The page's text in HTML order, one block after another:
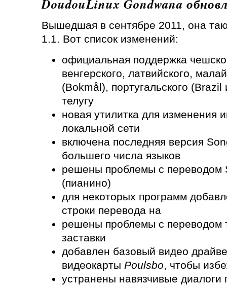
DoudouLinux Gondwana
Вышедшая в сентябре 2011, она
1.1. Вот список изменений:
официальная поддержка
венгерского, латвийского,
(Bokmål), португальского
телугу
новая утилитка для изменения
локальной сети
включена последняя версия
большего числа языков
решены проблемы с переводом
(пианино)
для некоторых программ
строки перевода на
решены проблемы с переводом
заставки
добавлен базовый видео
видеокарты Poulsbo, чтобы
устранены навязчивые диалоги